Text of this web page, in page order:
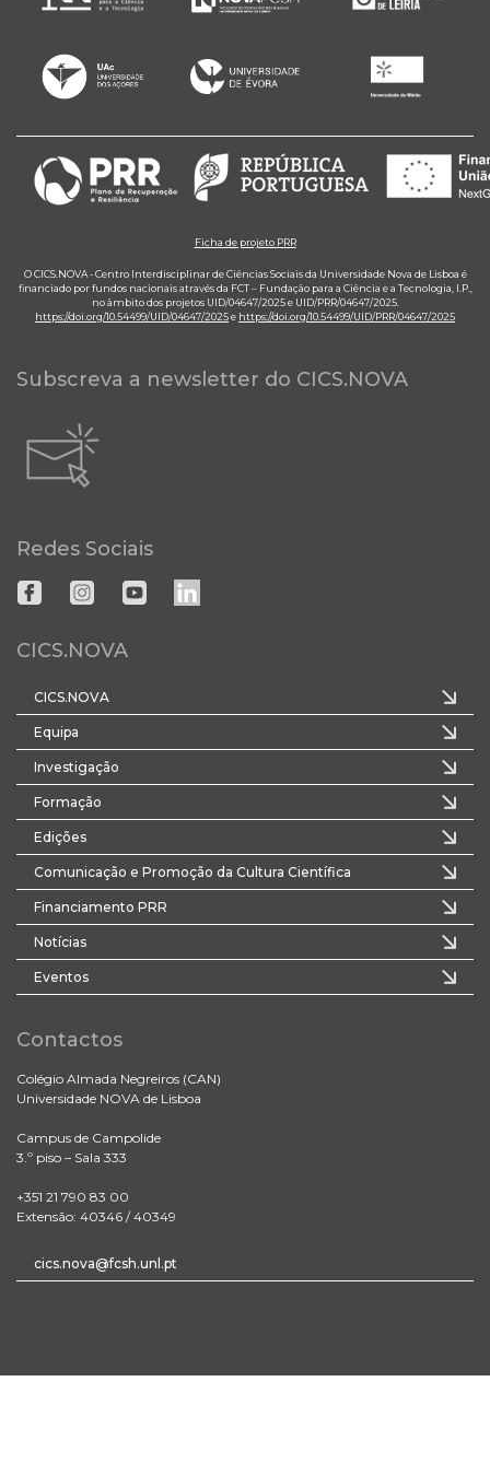
Ficha de projeto PRR
O CICS.NOVA - Centro Interdisciplinar de Ciências Sociais da Universidade Nova de Lisboa é
financiado por fundos nacionais através da FCT – Fundação para a Ciência e a Tecnologia, I.P.,
no âmbito dos projetos UID/04647/2025 e UID/PRR/04647/2025.
https://doi.org/10.54499/UID/04647/2025e https://doi.org/10.54499/UID/PRR/04647/2025
Subscreva a newsletter do CICS.NOVA
Redes Sociais
CICS.NOVA
CICS.NOVA
Equipa
Investigação
Formação
Edições
Comunicação e Promoção da Cultura Científica
Financiamento PRR
Notícias
Eventos
Contactos
Colégio Almada Negreiros (CAN)
Universidade NOVA de Lisboa
Campus de Campolide
3.º piso – Sala 333
+351 21 790 83 00
Extensão: 40346 / 40349
cics.nova@fcsh.unl.pt